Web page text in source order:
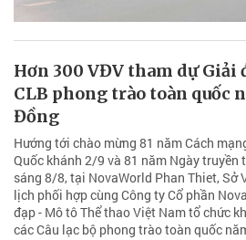
Hơn 300 VĐV tham dự Giải
CLB phong trào toàn quốc
Đồng
Hướng tới chào mừng 81 năm Cách
Quốc khánh 2/9 và 81 năm Ngày truyền
sáng 8/8, tại NovaWorld Phan Thiet, Sở
lịch phối hợp cùng Công ty Cổ phần
đạp - Mô tô Thể thao Việt Nam tổ chức
các Câu lạc bộ phong trào toàn quốc